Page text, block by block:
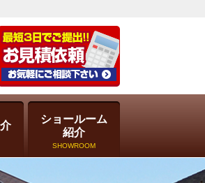
ショールーム
紹介
SHOWROOM